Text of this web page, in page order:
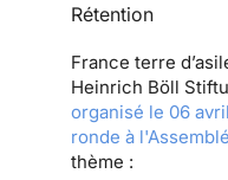
Rétention
France terre
Heinrich Böll
organisé le 06
ronde à
thème :